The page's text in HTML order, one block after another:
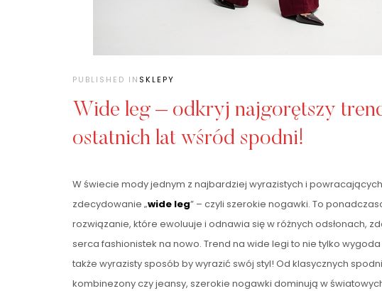
PUBLISHED IN SKLEPY
Wide leg – odkryj najgorętszy
ostatnich lat wśród spodni!
W świecie mody jednym z najbardziej wyrazistych i
zdecydowanie „wide leg” – czyli szerokie nogawki. To
rozwiązanie, które ewoluuje i odnawia się w różnych odsłonach,
serca fashionistek na nowo. Trend na wide legi to nie tylko
także wyrazisty sposób by wyrazić swój styl! Od klasycznych
kombinezony czy jeansy, szerokie nogawki dominują w